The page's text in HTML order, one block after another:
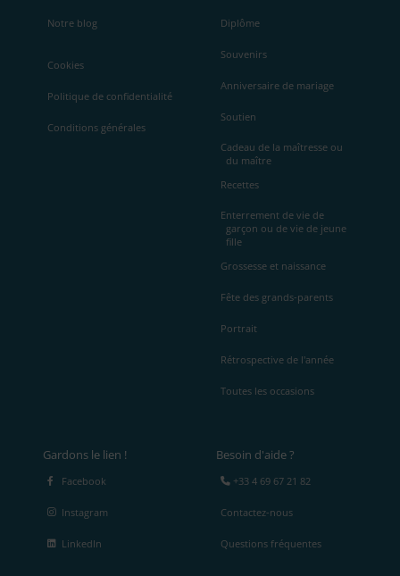
Notre blog
Cookies
Politique de confidentialité
Conditions générales
Diplôme
Souvenirs
Anniversaire de mariage
Soutien
Cadeau de la maîtresse ou
du maître
Recettes
Enterrement de vie de
garçon ou de vie de jeune
fille
Grossesse et naissance
Fête des grands-parents
Portrait
Rétrospective de l'année
Toutes les occasions
Gardons le lien !
Facebook
Instagram
LinkedIn
Besoin d'aide ?
+33 4 69 67 21 82
Contactez-nous
Questions fréquentes